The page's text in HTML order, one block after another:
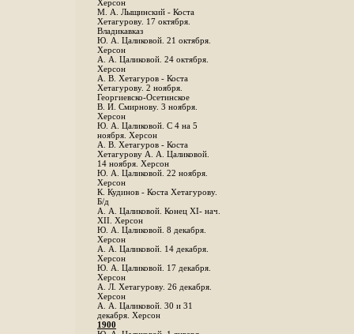
Херсон
М. А. Лыщинский - Коста
Хетагурову. 17 октября.
Владикавказ
Ю. А. Цаликовой. 21 октября.
Херсон
А. А. Цаликовой. 24 октября.
Херсон
A. В. Хетагуров - Коста
Хетагурову. 2 ноября.
Георгиевско-Осетинское
B. И. Смирнову. 3 ноября.
Херсон
Ю. А. Цаликовой. С 4 на 5
ноября. Херсон
А. В. Хетагуров - Коста
Хетагурову А. А. Цаликовой.
14 ноября. Херсон
Ю. А. Цаликовой. 22 ноября.
Херсон
К. Кудинов - Коста Хетагурову.
Б/д
А. А. Цаликовой. Конец XI- нач.
XII. Херсон
Ю. А. Цаликовой. 8 декабря.
Херсон
А. А. Цаликовой. 14 декабря.
Херсон
Ю. А. Цаликовой. 17 декабря.
Херсон
А. Л. Хетагурову. 26 декабря.
Херсон
А. А. Цаликовой. 30 и 31
декабря. Херсон
1900